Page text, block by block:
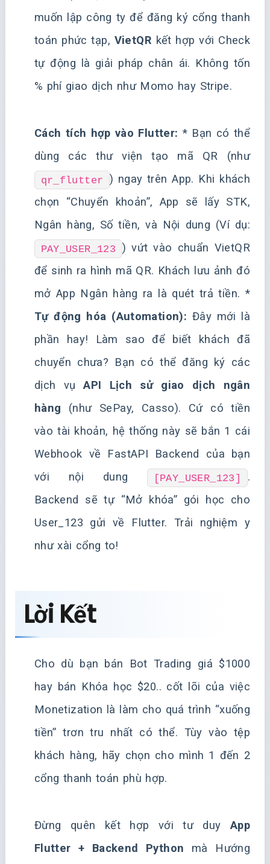
muốn lập công ty để đăng ký cổng thanh
toán phức tạp, VietQR kết hợp với Check
tự động là giải pháp chân ái. Không tốn
% phí giao dịch như Momo hay Stripe.
Cách tích hợp vào Flutter: * Bạn có thể
dùng các thư viện tạo mã QR (như
qr_flutter ) ngay trên App. Khi khách
chọn “Chuyển khoản”, App sẽ lấy STK,
Ngân hàng, Số tiền, và Nội dung (Ví dụ:
PAY_USER_123 ) vứt vào chuẩn VietQR
để sinh ra hình mã QR. Khách lưu ảnh đó
mở App Ngân hàng ra là quét trả tiền. *
Tự động hóa (Automation): Đây mới là
phần hay! Làm sao để biết khách đã
chuyển chưa? Bạn có thể đăng ký các
dịch vụAPI Lịch sử giao dịch ngân
hàng (như SePay, Casso). Cứ có tiền
vào tài khoản, hệ thống này sẽ bắn 1 cái
Webhook về FastAPI Backend của bạn
với nội dung
[PAY_USER_123]
.
Backend sẽ tự “Mở khóa” gói học cho
User_123 gửi về Flutter. Trải nghiệm y
như xài cổng to!
Lời Kết
Cho dù bạn bán Bot Trading giá $1000
hay bán Khóa học $20.. cốt lõi của việc
Monetization là làm cho quá trình “xuống
tiền” trơn tru nhất có thể. Tùy vào tệp
khách hàng, hãy chọn cho mình 1 đến 2
cổng thanh toán phù hợp.
Đừng quên kết hợp với tư duyApp
Flutter + Backend Python mà Hướng